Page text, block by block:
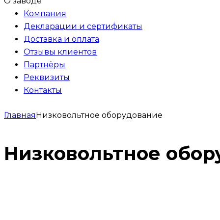
Компания
Декларации и сертификаты
Доставка и оплата
Отзывы клиентов
Партнёры
Реквизиты
Контакты
ГлавнаяНизковольтное оборудование
Низковольтное